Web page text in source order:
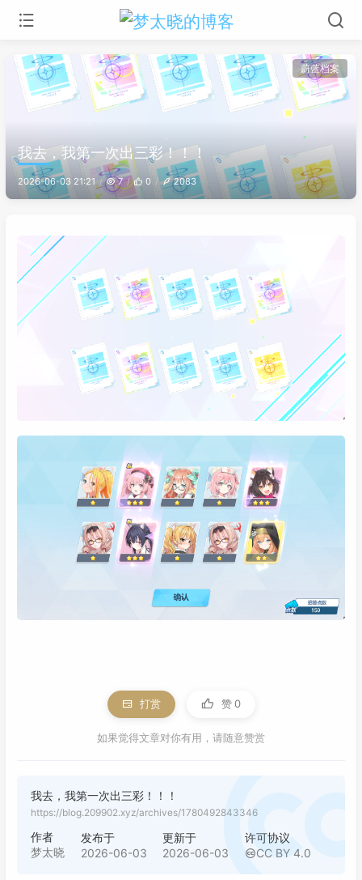
蔚蓝档案
我去，我第一次出三彩！！！
2026-06-03 21:21 7 0 2083
打赏 赞 0
如果觉得文章对你有用，请随意赞赏
我去，我第一次出三彩！！！
https://blog.209902.xyz/archives/1780492843346
作者
梦太晓
发布于
2026-06-03
更新于
2026-06-03
许可协议
CC BY 4.0